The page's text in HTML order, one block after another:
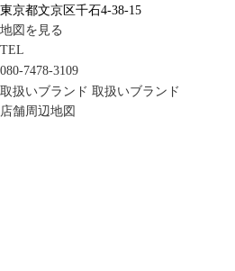
東京都文京区千石4-38-15
地図を見る
TEL
080-7478-3109
取扱いブランド 取扱いブランド
店舗周辺地図